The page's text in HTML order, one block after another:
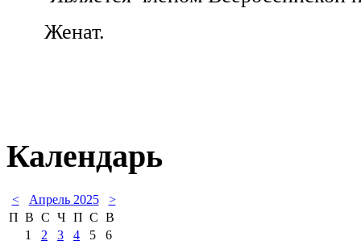
Женат.
Календарь
< Апрель 2025
>
П В С Ч П С В
1
2 3 4 5
6